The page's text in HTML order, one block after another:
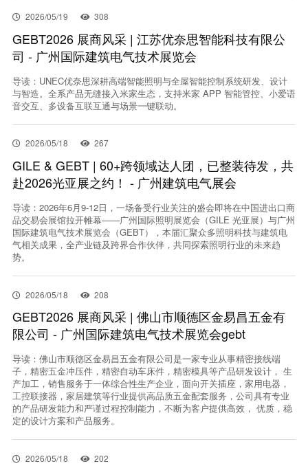
2026/05/19 308
GEBT2026 展商风采 | 江苏优奈思智能科技有限公
司 - 广州国际建筑电气技术展览会
导读：UNEC优奈思深耕高端智能照明与全屋智能控制系统研发、设计
与智造。全系产品无缝接入米家生态，支持米家 APP 智能管控、小爱语
音交互、多设备互联互通与场景一键联动。
2026/05/18 267
GILE & GEBT | 60+跨领域达人团，已整装待发，共
赴2026光亚展之约！ - 广州建筑电气展会
导读：2026年6月9-12日，一场备受行业关注的盛会即将在中国进出口商
品交易会展馆拉开帷幕——广州国际照明展览会（GILE 光亚展）与广州
国际建筑电气技术展览会（GEBT），本届汇聚众多照明科技与建筑电
气相关成果，全产业链及跨界合作伙伴，共同探索照明行业的未来趋
势。
2026/05/18 208
GEBT2026 展商风采 | 佛山市顺德区金易昌五金有
限公司 - 广州国际建筑电气技术展览会gebt
导读：佛山市顺德区金易昌五金有限公司是一家专业从事精密接线端
子，精密五金冲压件，精密自动车床件，精密模具等产品研发设计， 生
产加工，销售服务于一体综合性生产企业，面向开关插座，家用电器，
工控联接器，家居建筑等行业提供高品质五金配套服务，公司具有专业
的产品研发能力和严谨过程控制能力，不断为客户提供高效， 优质，稳
定的设计方案和产品服务。
2026/05/18 202